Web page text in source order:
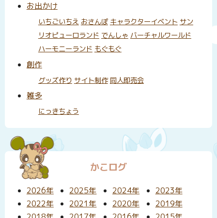
お出かけ
いちごいちえ おさんぽ キャラクターイベント サン
リオピューロランド でんしゃ バーチャルワールド
ハーモニーランド もぐもぐ
創作
グッズ作り サイト制作 同人即売会
雑多
にっきちょう
かこログ
2026年 2025年 2024年
2023年
2022年
2021年 2020年
2019年